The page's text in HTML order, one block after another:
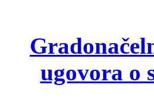
ugovora o